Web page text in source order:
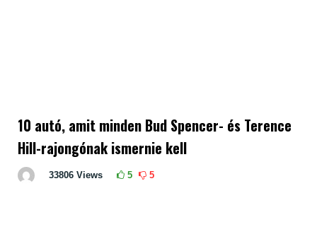
10 autó, amit minden Bud Spencer- és Terence
Hill-rajongónak ismernie kell
33806 Views 5 5